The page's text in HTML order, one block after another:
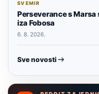
SVEMIR
Perseverance s
iza Fobosa
6. 8. 2026.
Sve novosti